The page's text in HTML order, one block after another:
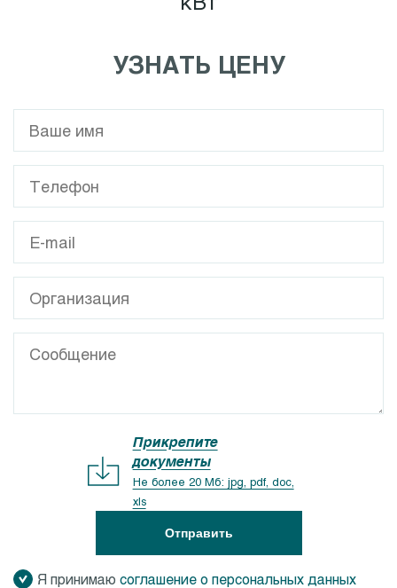
УЗНАТЬ ЦЕНУ
Прикрепите
документы
Не более 20 Мб: jpg, pdf, doc,
xls
Отправить
Я принимаю соглашение о персональных данных